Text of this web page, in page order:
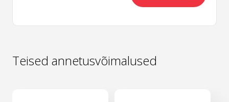
Teised annetusvõimalused